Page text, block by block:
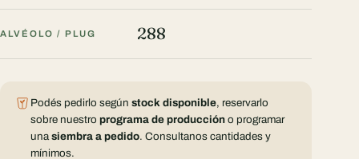
ALVÉOLO / PLUG 288
Podés pedirlo según stock disponible, reservarlo
sobre nuestro programa de produccióno programar
una siembra a pedido. Consultanos cantidades y
mínimos.